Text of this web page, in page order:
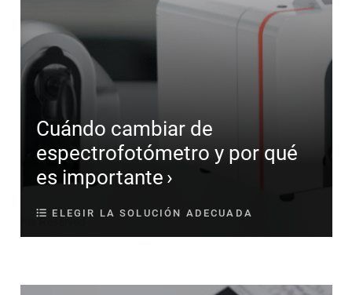
Cuándo cambiar de
espectrofotómetro y por qué
es importante
ELEGIR LA SOLUCIÓN ADECUADA